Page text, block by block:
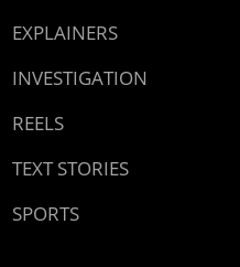
EXPLAINERS
INVESTIGATION
REELS
TEXT STORIES
SPORTS